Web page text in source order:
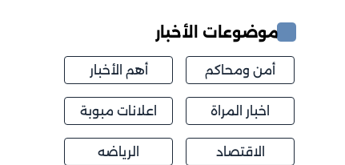
موضوعات الأخبار
أمن ومحاكم أهم الأخبار
اخبار المراة اعلانات مبوبة
الاقتصاد الرياضه